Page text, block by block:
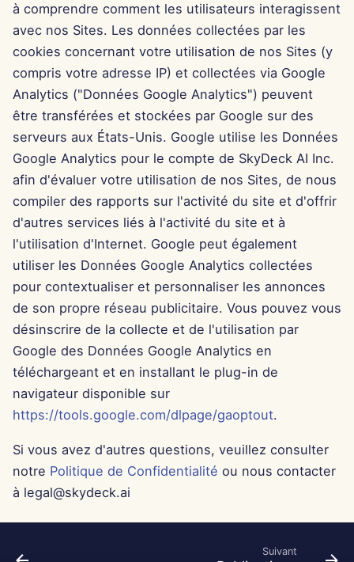
10 janv. 2025
3 janv. 2025
27 déc. 2024
13 déc. 2024
6 déc. 2024
29 nov. 2024
22 nov. 2024
15 nov. 2024
8 nov. 2024
1er nov. 2024
18 oct. 2024
4 oct. 2024
à comprendre comment les utilisateurs interagissent
avec nos Sites. Les données collectées par les
cookies concernant votre utilisation de nos Sites (y
compris votre adresse IP) et collectées via Google
Analytics ("Données Google Analytics") peuvent
être transférées et stockées par Google sur des
serveurs aux États-Unis. Google utilise les Données
Google Analytics pour le compte de SkyDeck AI Inc.
afin d'évaluer votre utilisation de nos Sites, de nous
compiler des rapports sur l'activité du site et d'offrir
d'autres services liés à l'activité du site et à
l'utilisation d'Internet. Google peut également
utiliser les Données Google Analytics collectées
pour contextualiser et personnaliser les annonces
de son propre réseau publicitaire. Vous pouvez vous
désinscrire de la collecte et de l'utilisation par
Google des Données Google Analytics en
téléchargeant et en installant le plug-in de
navigateur disponible sur
https://tools.google.com/dlpage/gaoptout.
Si vous avez d'autres questions, veuillez consulter
notre Politique de Confidentialité ou nous contacter
à legal@skydeck.ai
Suivant